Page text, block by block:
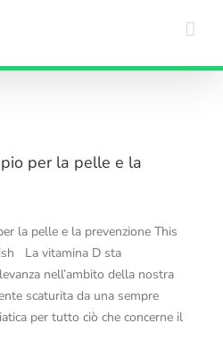
per la pelle e la
la pelle e la prevenzione This
La vitamina D sta
nell’ambito della nostra
scaturita da una sempre
per tutto ciò che concerne il